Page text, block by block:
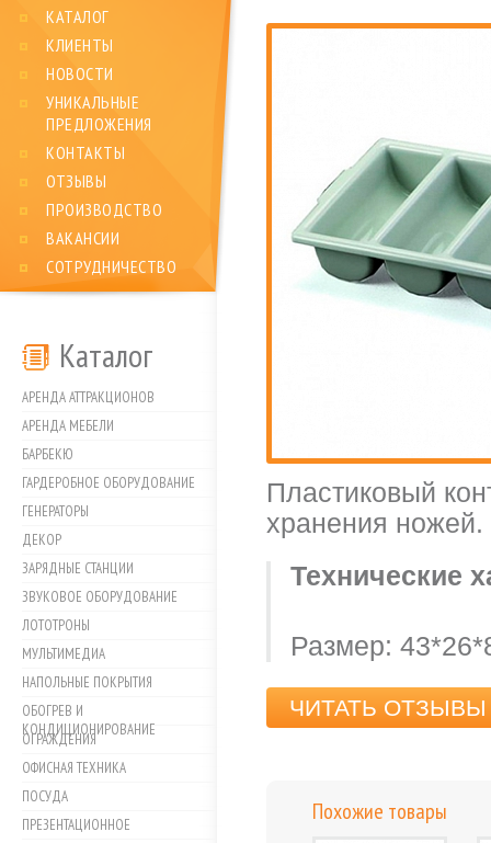
КАТАЛОГ
КЛИЕНТЫ
НОВОСТИ
УНИКАЛЬНЫЕ
ПРЕДЛОЖЕНИЯ
КОНТАКТЫ
ОТЗЫВЫ
ПРОИЗВОДСТВО
ВАКАНСИИ
СОТРУДНИЧЕСТВО
Каталог
АРЕНДА АТТРАКЦИОНОВ
АРЕНДА МЕБЕЛИ
БАРБЕКЮ
ГАРДЕРОБНОЕ ОБОРУДОВАНИЕ
ГЕНЕРАТОРЫ
ДЕКОР
ЗАРЯДНЫЕ СТАНЦИИ
ЗВУКОВОЕ ОБОРУДОВАНИЕ
ЛОТОТРОНЫ
МУЛЬТИМЕДИА
НАПОЛЬНЫЕ ПОКРЫТИЯ
ОБОГРЕВ И
КОНДИЦИОНИРОВАНИЕ
ОГРАЖДЕНИЯ
ОФИСНАЯ ТЕХНИКА
ПОСУДА
ПРЕЗЕНТАЦИОННОЕ
Пластиковый
хранения ножей.
Технические
Размер:
ЧИТАТЬ ОТЗЫВЫ
Похожие товары